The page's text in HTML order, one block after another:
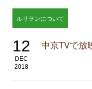
ルリヲンについて
12
DEC
2018
中京TVで